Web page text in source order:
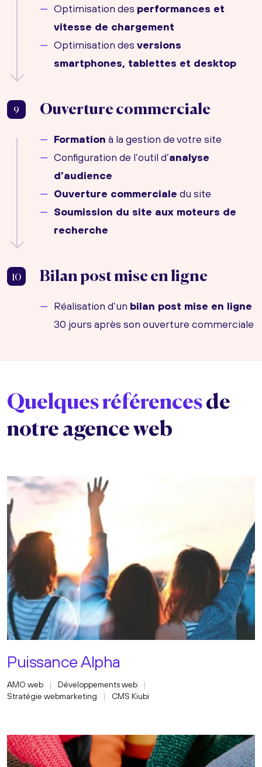
Optimisation des performances et
vitesse de chargement
Optimisation des versions
smartphones, tablettes et desktop
9 Ouverture commerciale
Formation à la gestion de votre site
Configuration de l’outil d’analyse
d’audience
Ouverture commerciale du site
Soumission du site aux moteurs de
recherche
10 Bilan post mise en ligne
Réalisation d’un bilan post mise en ligne
30 jours après son ouverture commerciale
Quelques référencesde
notre agence web
Puissance Alpha
AMO web
Développements web
Stratégie webmarketing
CMS Kiubi